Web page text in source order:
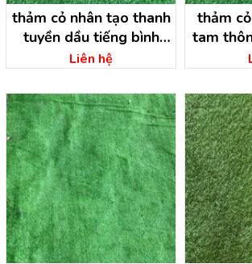
thảm cỏ nhân tạo thanh
tuyền dầu tiếng bình
dương
Liên hệ
thảm
tam